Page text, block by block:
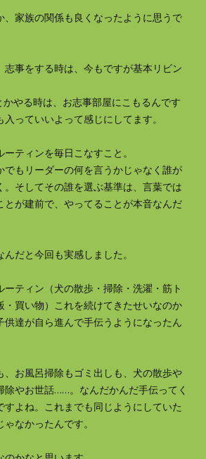
、家族の関係も良くなったように思うで
志事をする時は、今もですが基本リビン
やる時は、お志事部屋にこもるんです
っていいよって感じにしてます。
ティンを毎日こなすこと。
でもリーダーの何を言うかじゃなく誰が
。そしてその誰を選ぶ基準は、言葉では
とが建前で、やってることが本音なんだ
だと今回も実感しました。
ティン（犬の散歩・掃除・洗濯・筋ト
・買い物）これを続けてきたせいなのか
供達が自ら進んで手伝うようになったん
、お風呂掃除もゴミ出しも、犬の散歩や
除やお世話……。なんだかんだ手伝ってく
すよね。これまでも同じようにしていた
なかったんです。